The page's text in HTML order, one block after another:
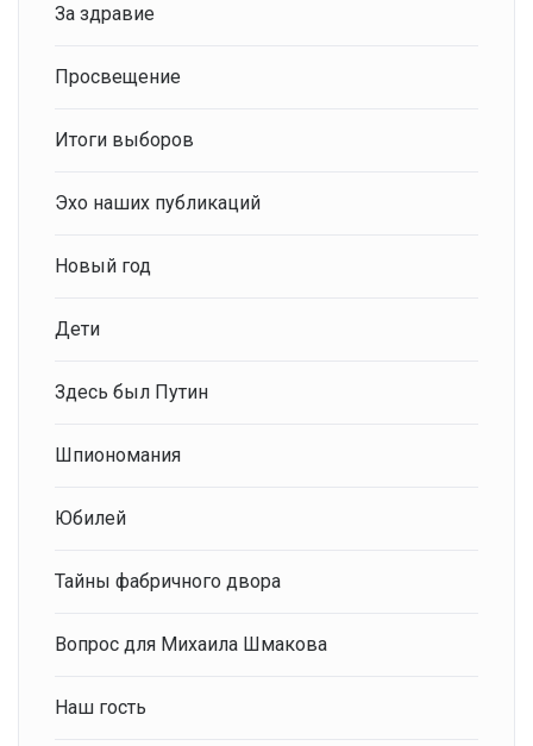
За здравие
Просвещение
Итоги выборов
Эхо наших публикаций
Новый год
Дети
Здесь был Путин
Шпиономания
Юбилей
Тайны фабричного двора
Вопрос для Михаила Шмакова
Наш гость